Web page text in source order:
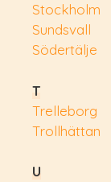
Stockholm
Sundsvall
Södertälje
T
Trelleborg
Trollhättan
U